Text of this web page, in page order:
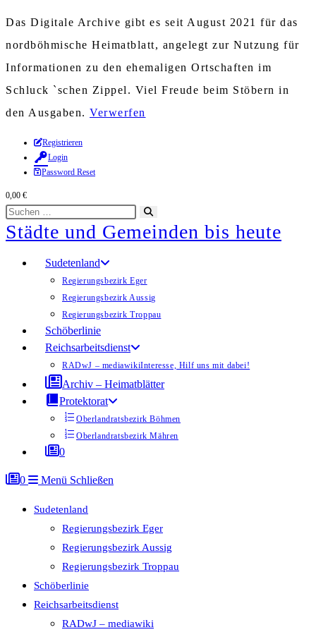
Das Digitale Archive gibt es seit August 2021 für das
nordböhmische Heimatblatt, angelegt zur Nutzung für
Informationen zu den ehemaligen Ortschaften im
Schluck `schen Zippel. Viel Freude beim Stöbern in
den Ausgaben. Verwerfen
Zum
Inhalt
springen
Registrieren
Login
Password Reset
0,00 €
Diese
Website
durchsuchen
starten
Städte und Gemeinden bis heute
Sudetenland
Regierungsbezirk Eger
Regierungsbezirk Aussig
Regierungsbezirk Troppau
Schöberlinie
Reichsarbeitsdienst
RADwJ – mediawikiInteresse, Hilf uns mit dabei!
Archiv – Heimatblätter
Protektorat
Oberlandratsbezirk Böhmen
Oberlandratsbezirk Mähren
0
0 Menü Schließen
Sudetenland
Regierungsbezirk Eger
Regierungsbezirk Aussig
Regierungsbezirk Troppau
Schöberlinie
Reichsarbeitsdienst
RADwJ – mediawiki